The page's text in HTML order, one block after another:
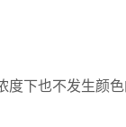
下也不发生颜